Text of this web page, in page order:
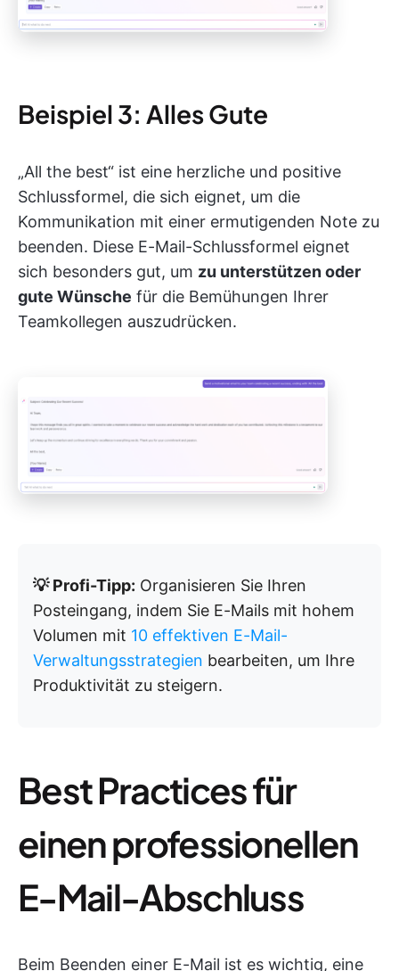
Beispiel 3: Alles Gute
„All the best“ ist eine herzliche und positive
Schlussformel, die sich eignet, um die
Kommunikation mit einer ermutigenden Note zu
beenden. Diese E-Mail-Schlussformel eignet
sich besonders gut, um zu unterstützen oder
gute Wünsche für die Bemühungen Ihrer
Teamkollegen auszudrücken.
💡 Profi-Tipp: Organisieren Sie Ihren
Posteingang, indem Sie E-Mails mit hohem
Volumen mit 10 effektiven E-Mail-
Verwaltungsstrategien bearbeiten, um Ihre
Produktivität zu steigern.
Best Practices für
einen professionellen
E-Mail-Abschluss
Beim Beenden einer E-Mail ist es wichtig, eine